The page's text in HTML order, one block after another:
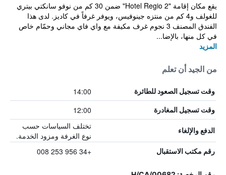
يقع مكان إقامة "Hotel Regio 2" ضمن 30 كم من نوفو سانكتي بيتري
للغولف و4 كم من منتزه جينوفيس، ويوفر غرفاً في كاديز. لدى هذا
الفندق المصنف 3 نجوم غرف مكيفة مع واي فاي مجاني وحمّام خاص
في كل منها، بالإضا...
المزيد
من الجيد أن تعلم
وقت تسجيل الصعود للطائرة 14:00
وقت تسجيل المغادرة 12:00
الدفع والإلغاء
تختلف السياسات حسب
نوع الغرفة ومزود الخدمة.
رقم مكتب الاستقبال +34 956 253 008